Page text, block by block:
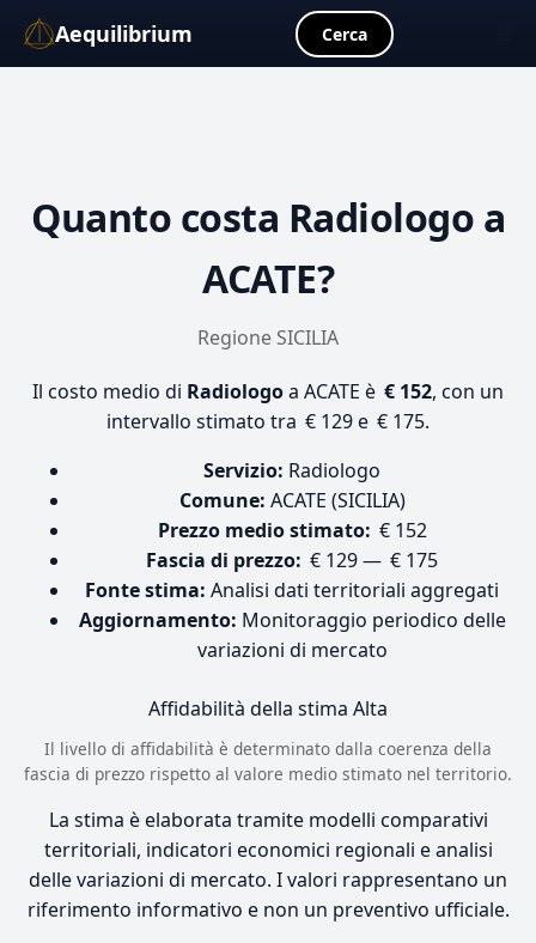
Aequilibrium Cerca
Quanto costa Radiologo a
ACATE?
Regione SICILIA
Il costo medio di Radiologoa ACATE è € 152, con un
intervallo stimato tra € 129 e € 175.
Servizio: Radiologo
Comune: ACATE (SICILIA)
Prezzo medio stimato: € 152
Fascia di prezzo: € 129 — € 175
Fonte stima: Analisi dati territoriali aggregati
Aggiornamento: Monitoraggio periodico delle
variazioni di mercato
Affidabilità della stima Alta
Il livello di affidabilità è determinato dalla coerenza della
fascia di prezzo rispetto al valore medio stimato nel territorio.
La stima è elaborata tramite modelli comparativi
territoriali, indicatori economici regionali e analisi
delle variazioni di mercato. I valori rappresentano un
riferimento informativo e non un preventivo ufficiale.